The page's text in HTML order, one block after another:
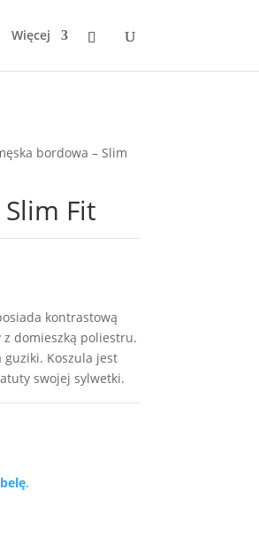
Więcej
bordowa – Slim
Fit
kontrastową
domieszką poliestru.
guziki. Koszula jest
swojej sylwetki.
.